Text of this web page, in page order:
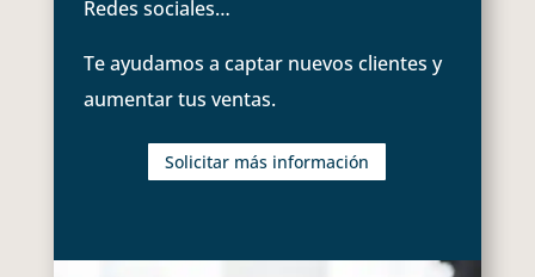
Redes sociales…
Te ayudamos a captar nuevos clientes y
aumentar tus ventas.
Solicitar más información